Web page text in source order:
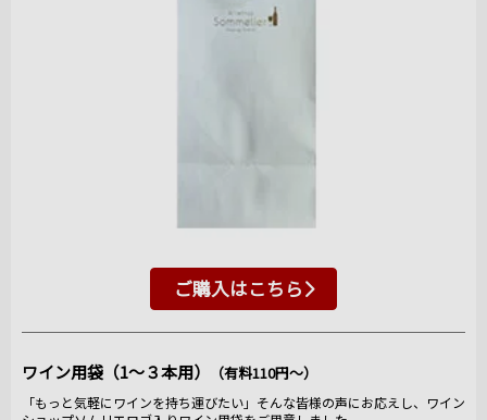
ご購入はこちら
ワイン用袋（1～３本用） （有料110円～）
「もっと気軽にワインを持ち運びたい」そんな皆様の声にお応えし、ワイン